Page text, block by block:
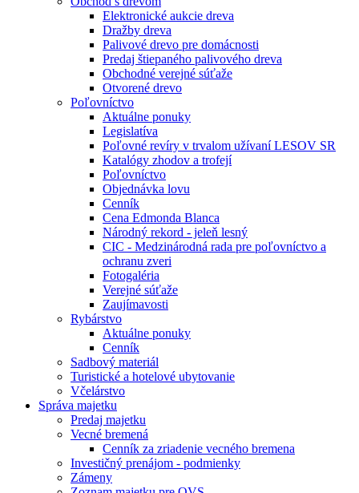
Elektronické aukcie dreva
Dražby dreva
Palivové drevo pre domácnosti
Predaj štiepaného palivového dreva
Obchodné verejné súťaže
Otvorené drevo
Poľovníctvo
Aktuálne ponuky
Legislatíva
Poľovné revíry v trvalom užívaní LESOV SR
Katalógy zhodov a trofejí
Poľovníctvo
Objednávka lovu
Cenník
Cena Edmonda Blanca
Národný rekord - jeleň lesný
CIC - Medzinárodná rada pre poľovníctvo a
ochranu zveri
Fotogaléria
Verejné súťaže
Zaujímavosti
Rybárstvo
Aktuálne ponuky
Cenník
Sadbový materiál
Turistické a hotelové ubytovanie
Včelárstvo
Správa majetku
Predaj majetku
Vecné bremená
Cenník za zriadenie vecného bremena
Investičný prenájom - podmienky
Zámeny